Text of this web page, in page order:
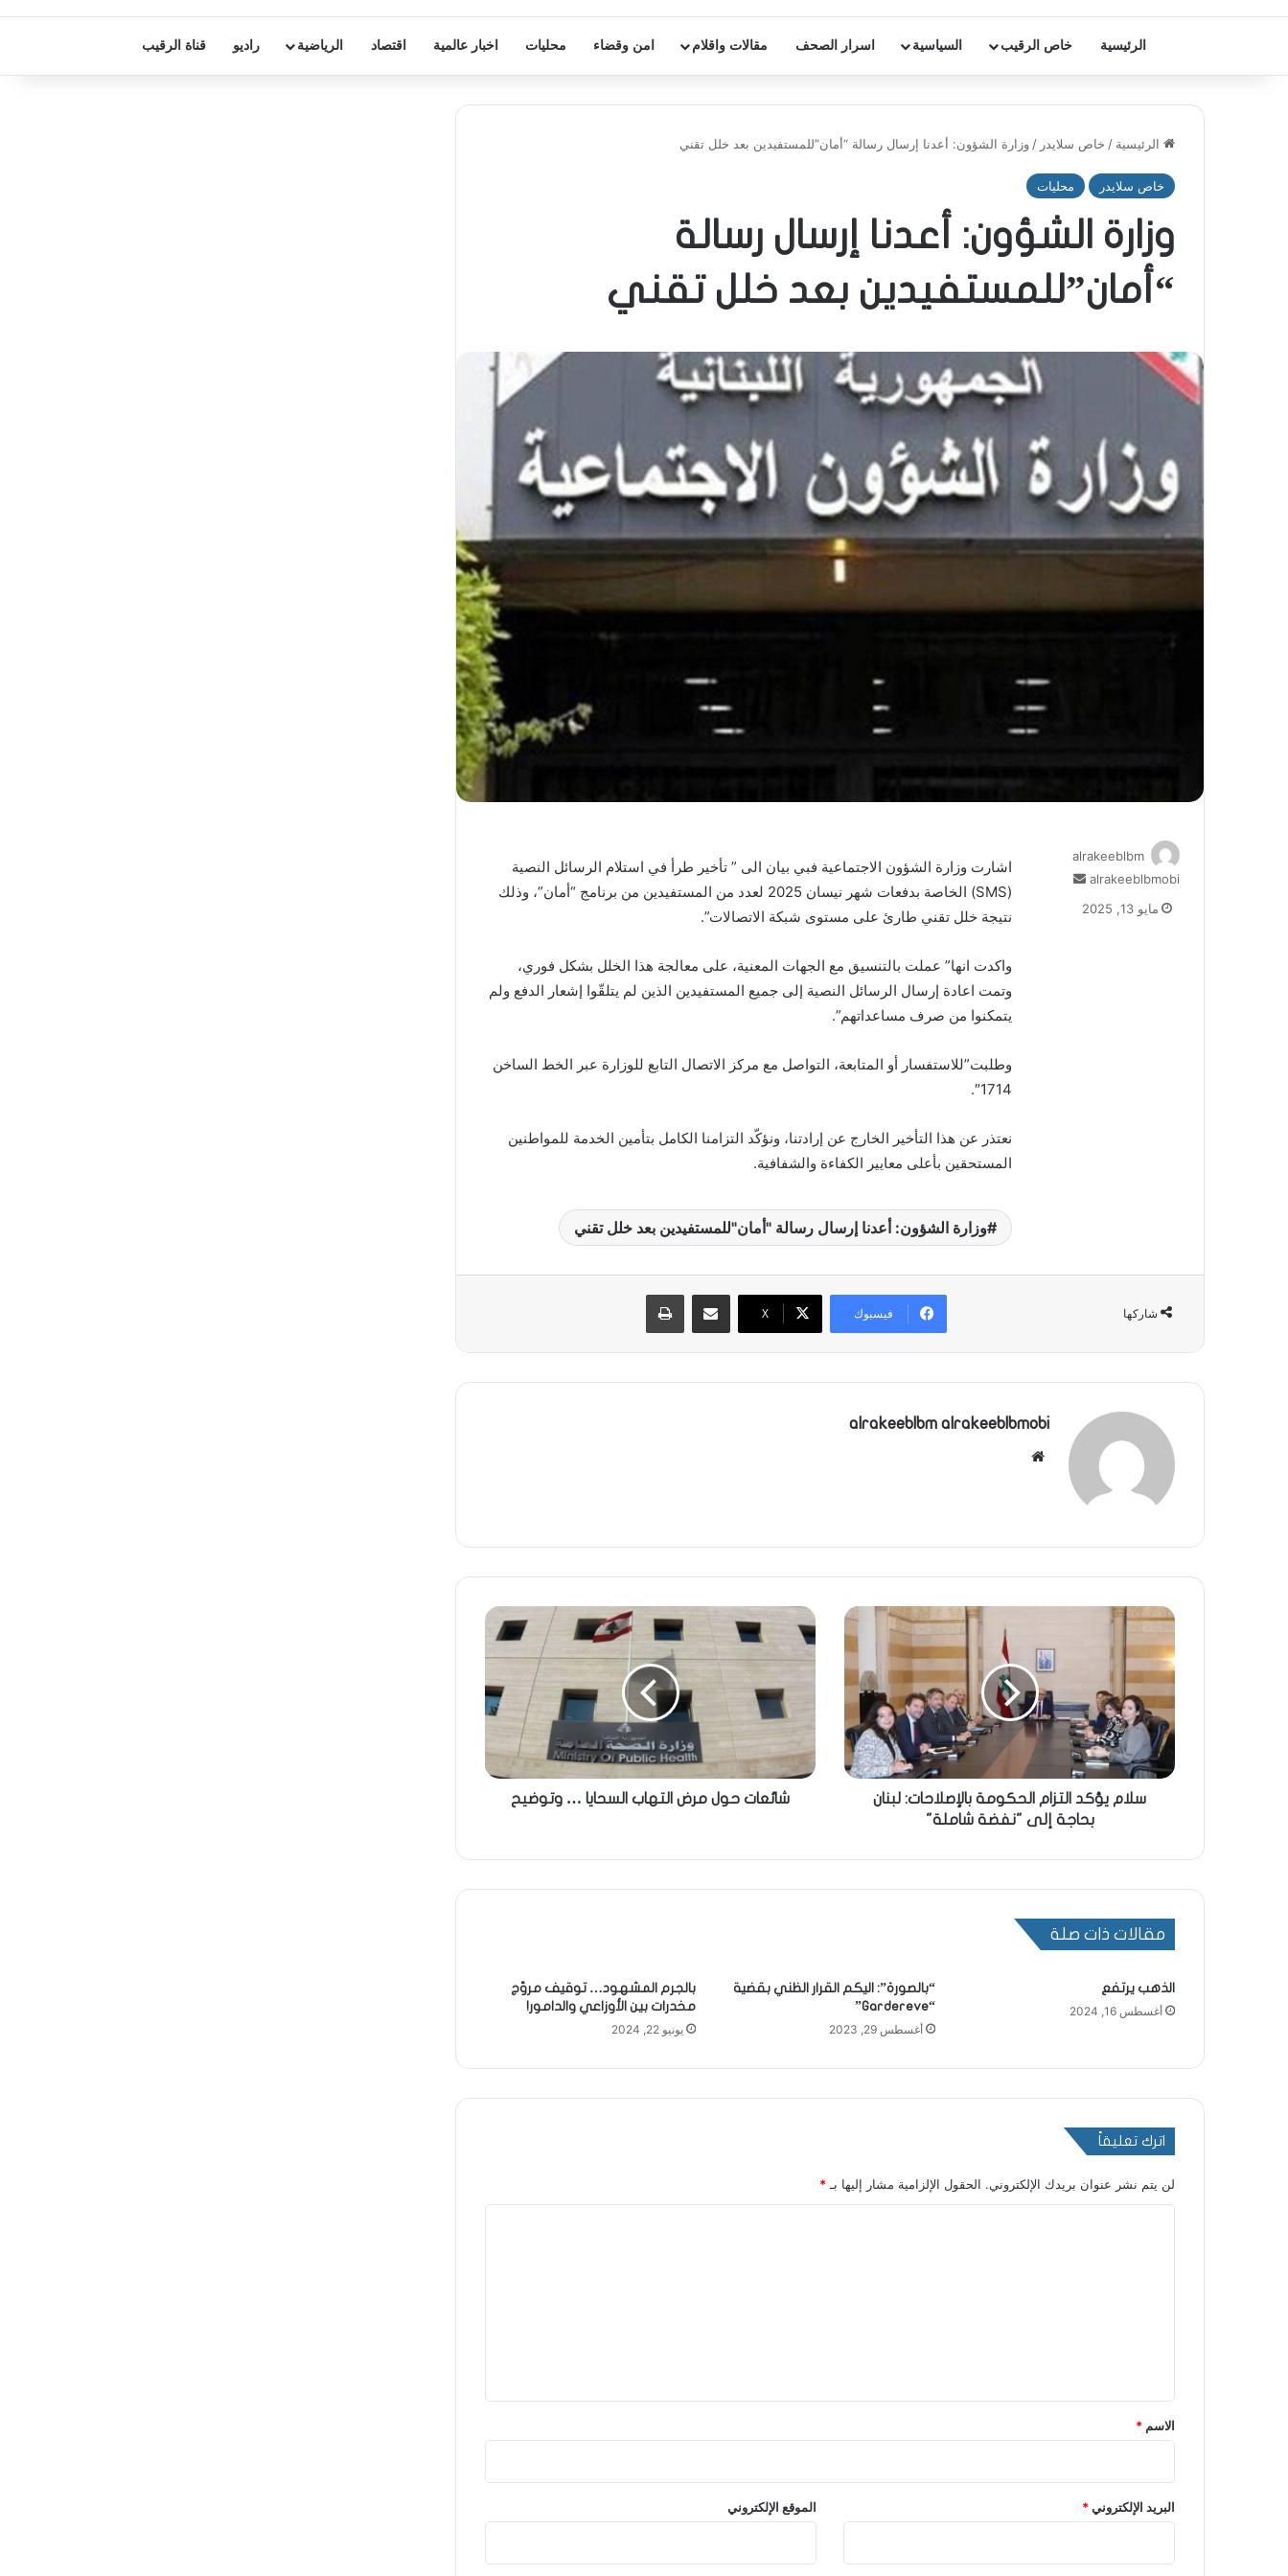
الرئيسية خاص الرقيب السياسية اسرار الصحف مقالات واقلام امن وقضاء محليات اخبار عالمية اقتصاد الرياضية راديو قناة الرقيب
الرئيسية / خاص سلايدر / وزارة الشؤون: أعدنا إرسال رسالة “أمان”للمستفيدين بعد خلل تقني
خاص سلايدر محليات
وزارة الشؤون: أعدنا إرسال رسالة
“أمان”للمستفيدين بعد خلل تقني
اشارت وزارة الشؤون الاجتماعية فبي بيان الى ” تأخير طرأ في استلام الرسائل النصية
(SMS) الخاصة بدفعات شهر نيسان 2025 لعدد من المستفيدين من برنامج “أمان”، وذلك
نتيجة خلل تقني طارئ على مستوى شبكة الاتصالات”.
واكدت انها” عملت بالتنسيق مع الجهات المعنية، على معالجة هذا الخلل بشكل فوري،
وتمت اعادة إرسال الرسائل النصية إلى جميع المستفيدين الذين لم يتلقّوا إشعار الدفع ولم
يتمكنوا من صرف مساعداتهم”.
وطلبت”للاستفسار أو المتابعة، التواصل مع مركز الاتصال التابع للوزارة عبر الخط الساخن
1714″.
نعتذر عن هذا التأخير الخارج عن إرادتنا، ونؤكّد التزامنا الكامل بتأمين الخدمة للمواطنين
المستحقين بأعلى معايير الكفاءة والشفافية.
وزارة الشؤون: أعدنا إرسال رسالة "أمان"للمستفيدين بعد خلل تقني
alrakeeblbm
alrakeeblbmobi
أرسل
مايو 13, 2025
شاركها فيسبوك X
مشاركة عبر البريد طباعة
alrakeeblbm alrakeeblbmobi
سلام يؤكد التزام الحكومة بالإصلاحات: لبنان
بحاجة إلى "نفضة شاملة"
شائعات حول مرض التهاب السحايا … وتوضيح
مقالات ذات صلة
الذهب يرتفع
أغسطس 16, 2024
“بالصورة”: اليكم القرار الظني بقضية
“Gardereve”
أغسطس 29, 2023
بالجرم المشهود… توقيف مروّج
مخدرات بين الأوزاعي والدامور!
يونيو 22, 2024
اترك تعليقاً
لن يتم نشر عنوان بريدك الإلكتروني. الحقول الإلزامية مشار إليها بـ *
*
الاسم *
البريد الإلكتروني* الموقع الإلكتروني